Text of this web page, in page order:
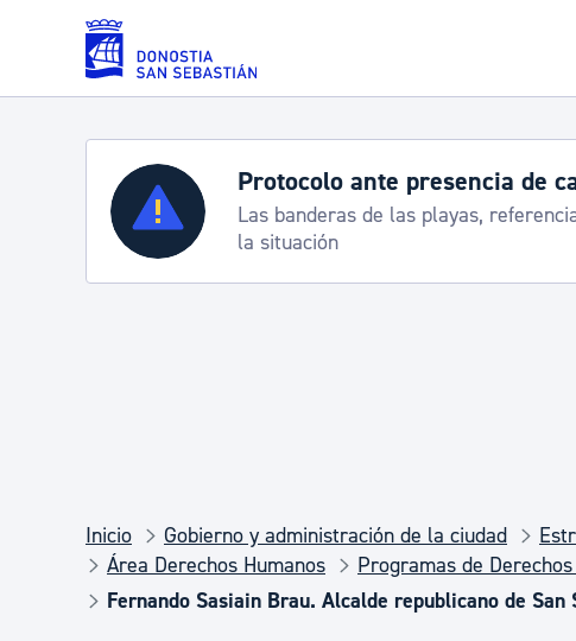
Saltar al contenido principal
Servicios
Padrón y asuntos personales
Seguridad ciudadana y emergencias
Protocolo ante presencia de
Las banderas de las playas,
la situación
Inicio Gobierno y administración de la ciudad
Área Derechos Humanos
Programas de
Fernando Sasiain Brau. Alcalde republicano de